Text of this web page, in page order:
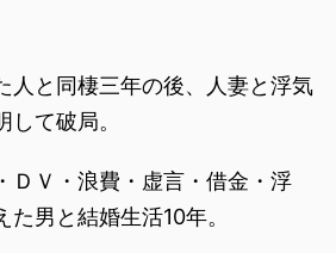
人と同棲三年の後、人妻と浮気
て破局。
ＤＶ・浪費・虚言・借金・浮
男と結婚生活10年。